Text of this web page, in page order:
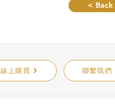
< Back
線上購買 聯繫我們